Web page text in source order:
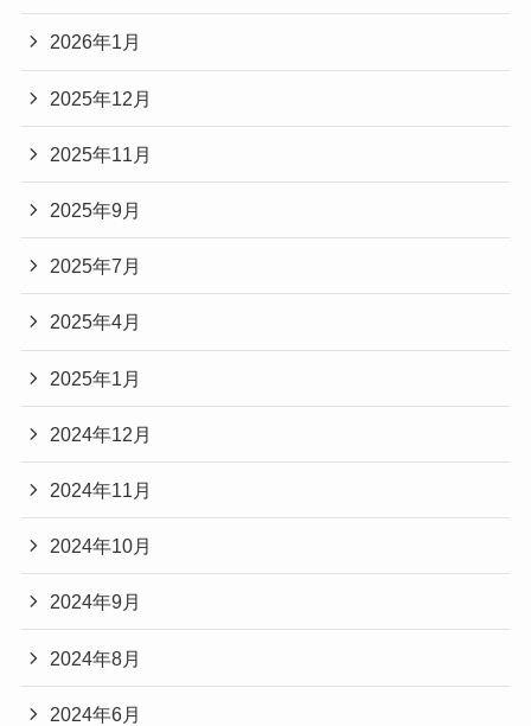
2026年1月
2025年12月
2025年11月
2025年9月
2025年7月
2025年4月
2025年1月
2024年12月
2024年11月
2024年10月
2024年9月
2024年8月
2024年6月